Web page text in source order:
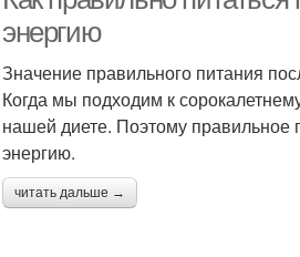
энергию
Значение правильного питания
Когда мы подходим к
нашей диете. Поэтому
энергию.
читать дальше →